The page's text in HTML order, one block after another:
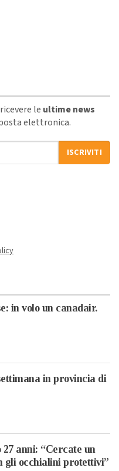
le ultime news
elettronica.
ISCRIVITI
in volo un canadair.
in provincia di
anni: “Cercate un
gli occhialini protettivi”